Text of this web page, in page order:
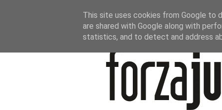
This site uses cookies from Google to
are shared with Google along with
statistics, and to detect and address